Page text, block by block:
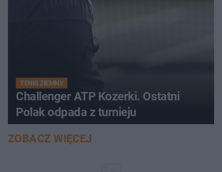
TENIS ZIEMNY
Challenger ATP Kozerki. Ostatni
Polak odpada z turnieju
ZOBACZ WIĘCEJ